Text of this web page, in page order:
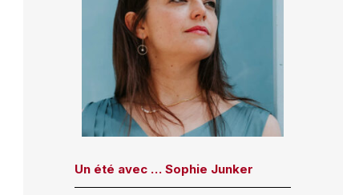
Un été avec … Sophie Junker